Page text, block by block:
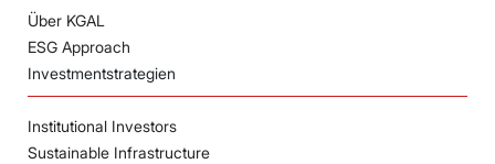
Über KGAL
ESG Approach
Investmentstrategien
Institutional Investors
Sustainable Infrastructure